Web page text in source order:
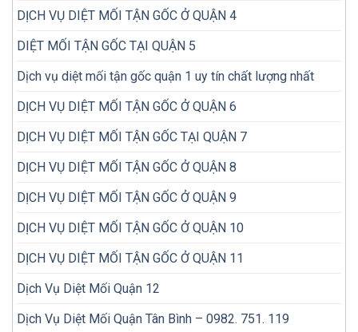
diệt
lại
lần
DỊCH VỤ DIỆT MỐI TẬN GỐC Ở QUẬN 4
DIỆT MỐI TẬN GỐC TẠI QUẬN 5
Dịch vụ diệt mối tận gốc quận 1 uy tín chất lượng nhất
DỊCH VỤ DIỆT MỐI TẬN GỐC Ở QUẬN 6
DỊCH VỤ DIỆT MỐI TẬN GỐC TẠI QUẬN 7
DỊCH VỤ DIỆT MỐI TẬN GỐC Ở QUẬN 8
DỊCH VỤ DIỆT MỐI TẬN GỐC Ở QUẬN 9
DỊCH VỤ DIỆT MỐI TẬN GỐC Ở QUẬN 10
DỊCH VỤ DIỆT MỐI TẬN GỐC Ở QUẬN 11
Dịch Vụ Diệt Mối Quận 12
Dịch Vụ Diệt Mối Quận Tân Bình – 0982. 751. 119